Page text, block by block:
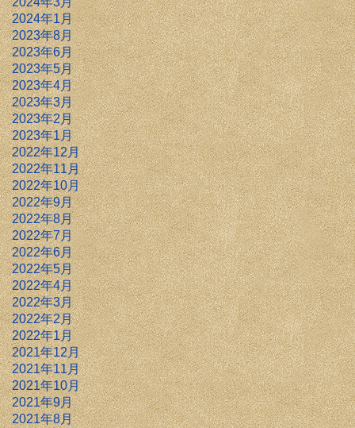
2024年1月
2023年8月
2023年6月
2023年5月
2023年4月
2023年3月
2023年2月
2023年1月
2022年12月
2022年11月
2022年10月
2022年9月
2022年8月
2022年7月
2022年6月
2022年5月
2022年4月
2022年3月
2022年2月
2022年1月
2021年12月
2021年11月
2021年10月
2021年9月
2021年8月